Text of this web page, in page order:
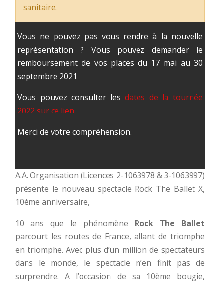
sanitaire.
Vous ne pouvez pas vous rendre à la nouvelle
représentation ? Vous pouvez demander le
remboursement de vos places du 17 mai au 30
septembre 2021
Vous pouvez consulter lesdates de la tournée
2022 sur ce lien
Merci de votre compréhension.
A.A. Organisation (Licences 2-1063978 & 3-1063997)
présente le nouveau spectacle Rock The Ballet X,
10ème anniversaire,
10 ans que le phénomène Rock The Ballet
parcourt les routes de France, allant de triomphe
en triomphe. Avec plus d’un million de spectateurs
dans le monde, le spectacle n’en finit pas de
surprendre. A l’occasion de sa 10ème bougie,